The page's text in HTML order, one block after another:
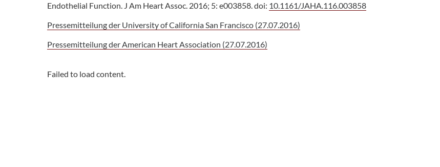
Endothelial Function. J Am Heart Assoc. 2016; 5: e003858. doi: 10.1161/JAHA.116.003858
Pressemitteilung der University of California San Francisco (27.07.2016)
Pressemitteilung der American Heart Association (27.07.2016)
Failed to load content.